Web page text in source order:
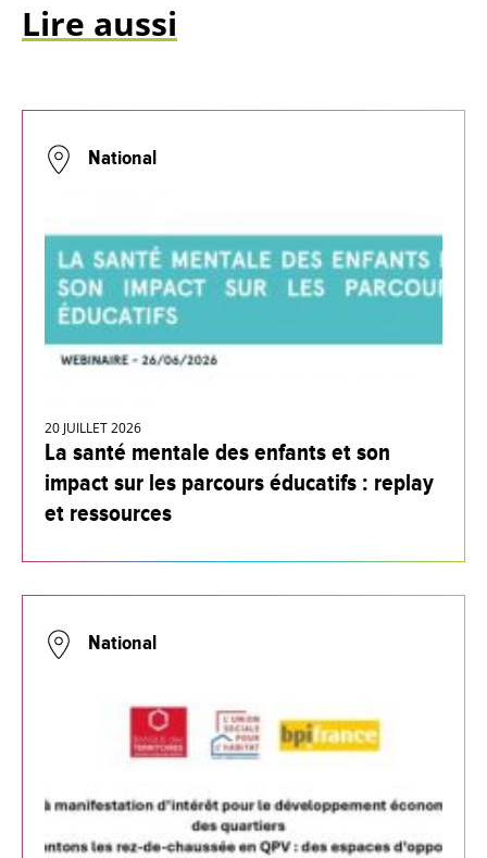
Lire aussi
National
20 JUILLET 2026
La santé mentale des enfants et son
impact sur les parcours éducatifs : replay
et ressources
National